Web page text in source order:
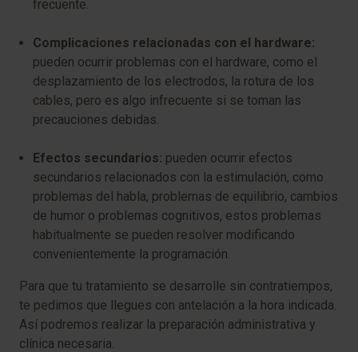
frecuente.
Complicaciones relacionadas con el hardware:
pueden ocurrir problemas con el hardware, como el
desplazamiento de los electrodos, la rotura de los
cables, pero es algo infrecuente si se toman las
precauciones debidas.
Efectos secundarios: pueden ocurrir efectos
secundarios relacionados con la estimulación, como
problemas del habla, problemas de equilibrio, cambios
de humor o problemas cognitivos, estos problemas
habitualmente se pueden resolver modificando
convenientemente la programación.
Para que tu tratamiento se desarrolle sin contratiempos,
te pedimos que llegues con antelación a la hora indicada.
Así podremos realizar la preparación administrativa y
clínica necesaria.